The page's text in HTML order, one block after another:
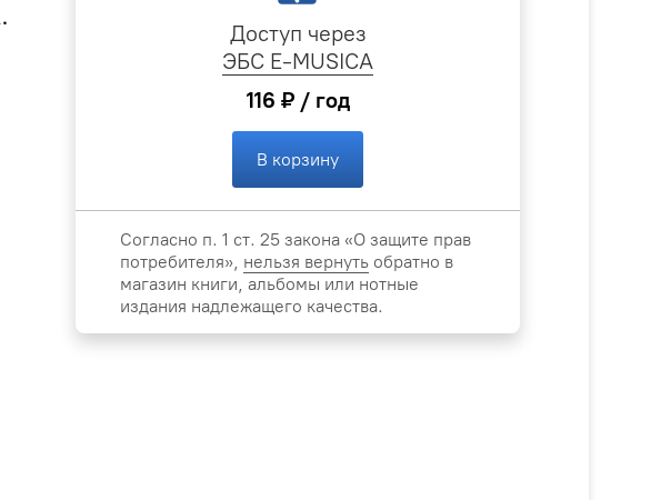
Доступ через
ЭБС E-MUSICA
116 ₽ / год
В корзину
Согласно п. 1 ст. 25 закона «О защите прав
потребителя», нельзя вернуть обратно в
магазин книги, альбомы или нотные
издания надлежащего качества.